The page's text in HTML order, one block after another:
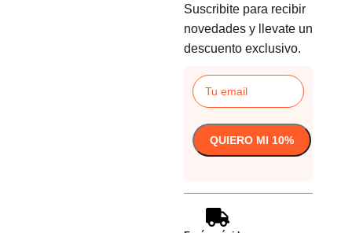
Suscribite para recibir
novedades y llevate un
descuento exclusivo.